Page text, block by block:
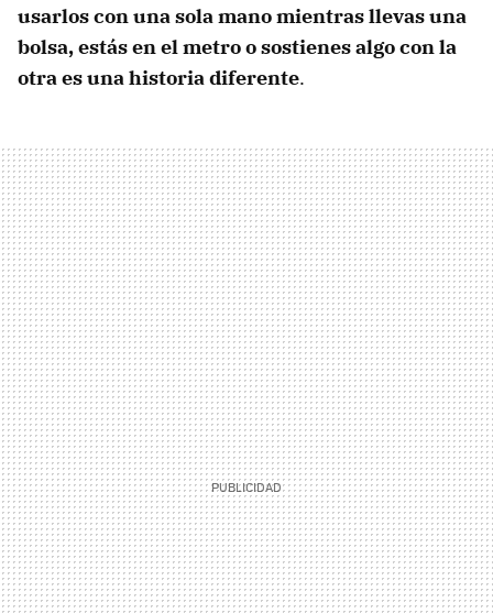
usarlos con una sola mano mientras llevas una
bolsa, estás en el metro o sostienes algo con la
otra es una historia diferente.